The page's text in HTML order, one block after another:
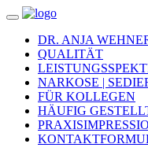
Zum
springenDR. ANJA
QUALITÄT
NARKOSE |
FÜR KOLLEGEN
HÄUFIG